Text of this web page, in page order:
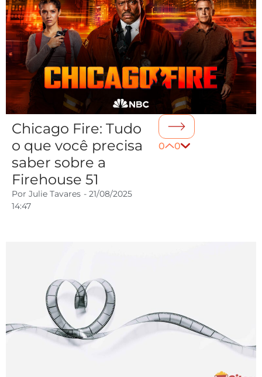
Chicago Fire: Tudo
o que você precisa
saber sobre a
Firehouse 51
Por Julie Tavares - 21/08/2025
14:47
0
0